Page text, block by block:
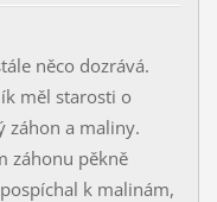
něco dozrává.
měl starosti o
záhon a maliny.
záhonu pěkně
k malinám,